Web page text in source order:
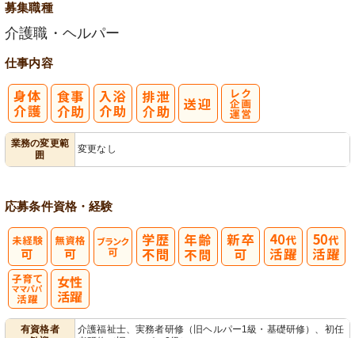
募集職種
介護職・ヘルパー
仕事内容
業務の変更範
囲
変更なし
応募条件資格・経験
有資格者
介護福祉士、実務者研修（旧ヘルパー1級・基礎研修）、初任